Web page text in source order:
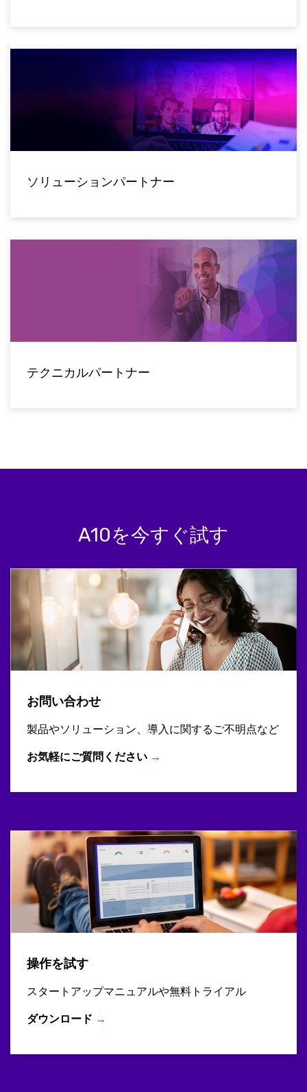
ソリューションパートナー
テクニカルパートナー
A10を今すぐ試す
お問い合わせ
製品やソリューション、導入に関するご不明点など
お気軽にご質問ください →
操作を試す
スタートアップマニュアルや無料トライアル
ダウンロード →